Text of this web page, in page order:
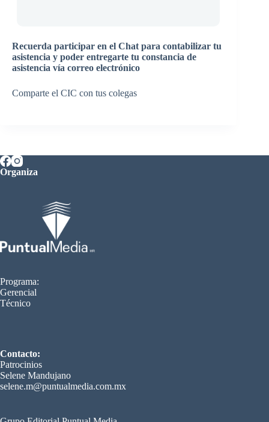
Recuerda participar en el Chat para contabilizar tu
asistencia y poder entregarte tu constancia de
asistencia vía correo electrónico
Comparte el CIC con tus colegas
Organiza
Programa:
Gerencial
Técnico
Contacto:
Patrocinios
Selene Mandujano
selene.m@puntualmedia.com.mx